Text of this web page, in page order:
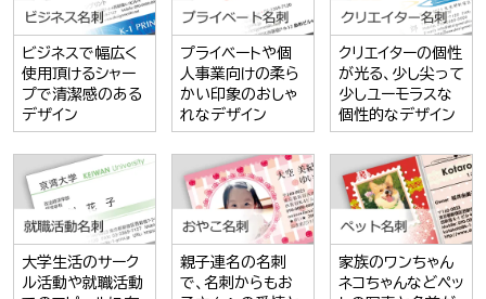
ビジネスで幅広く
使用頂けるシャー
プで清潔感のある
デザイン
プライベートや個
人事業向けの柔ら
かい印象のおしゃ
れなデザイン
クリエイターの個性
が光る、少し尖って
少しユーモラスな
個性的なデザイン
大学生活のサーク
ル活動や就職活動
親子連名の名刺
で、名刺からもお
家族のワンちゃん
ネコちゃんなどペッ